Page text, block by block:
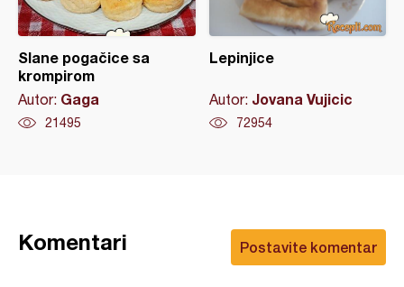
Slane pogačice sa
krompirom
Autor: Gaga
21495
Lepinjice
Autor: Jovana Vujicic
72954
Postavite komentar
Komentari